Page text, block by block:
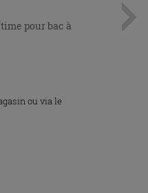
pour bac à
ou via le